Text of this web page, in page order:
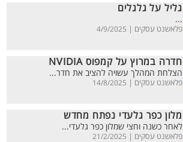
גליל על גלגלים
...
פלאשנט עסקים | 4/9/2025
חדרה במרוץ על קמפוס NVIDIA
הצלחת המהלך עשויה להציב את חדר...
פלאשנט עסקים | 14/8/2025
מלון כפר גלעדי נפתח מחדש
לאחר כשנה וחצי שמלון כפר גלעדי...
פלאשנט עסקים | 21/2/2025